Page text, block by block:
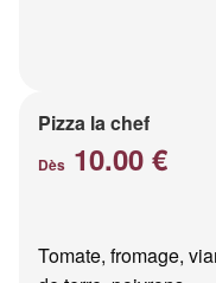
Pizza la chef
Dès 10.00 €
Tomate, fromage,